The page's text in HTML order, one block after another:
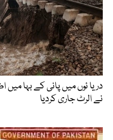
دریا ئوں میں پانی کے بہا
نے الرٹ جاری کردیا